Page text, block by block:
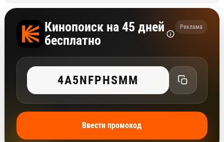
Кинопоиск на 45 дней
бесплатно
Реклама
4A5NFPHSMM
Ввести промокод